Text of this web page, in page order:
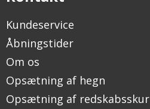
Kundeservice
Åbningstider
Om os
Opsætning af hegn
Opsætning af redskabsskur